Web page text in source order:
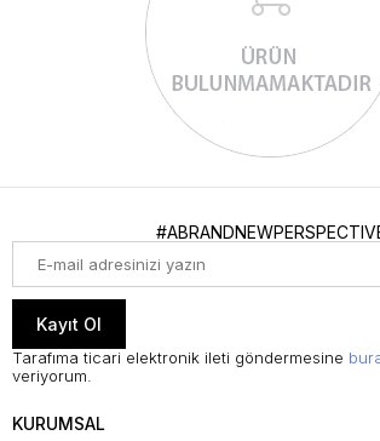
Kayıt Ol
Tarafıma ticari elektronik ileti göndermesine
veriyorum.
KURUMSAL